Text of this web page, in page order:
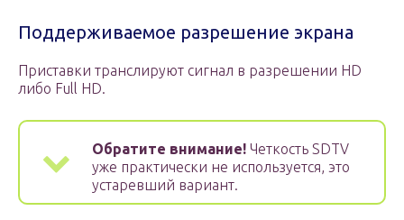
Поддерживаемое разрешение экрана
Приставки транслируют сигнал в разрешении HD
либо Full HD.
Обратите внимание! Четкость SDTV
уже практически не используется, это
устаревший вариант.